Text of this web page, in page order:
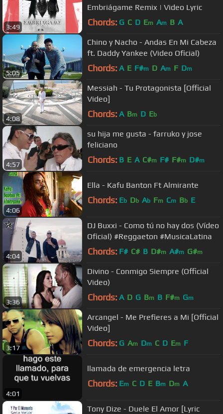
3:49
Embriágame Remix | Video Lyric
Chords: G C D Em Am B A
5:05
Chino y Nacho - Andas En Mi Cabeza
ft. Daddy Yankee (Video Oficial)
Chords: A E F#m D Am F Dm
4:08
Messiah - Tu Protagonista [Official
Video]
Chords: A Bm D Eb
4:57
su hija me gusta - farruko y jose
feliciano
Chords: B E A C#m F# F#m D#m
4:06
Ella - Kafu Banton Ft Almirante
Chords: Eb Db Ab Fm Cm Bb E
4:04
DJ Buxxi - Como tú no hay dos (Vídeo
Oficial) #Reggaeton #MusicaLatina
Chords: F# C# B D#m A#m G#m
3:36
Divino - Conmigo Siempre (Official
Video)
Chords: A D G Bm B F#m Gm
3:17
Arcangel - Me Prefieres a Mi [Official
Video]
Chords: G Am Dm C D Em F
4:01
llamada de emergencia letra
Chords: Em C D E Bm Dm A
Tony Dize - Duele El Amor [Lyric